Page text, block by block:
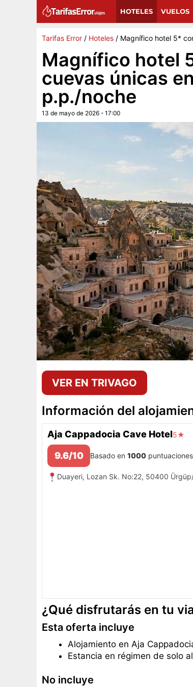
HOTELES VUELOS
Tarifas Error / Hoteles / Magnífico hotel 5*
Magnífico hotel
cuevas únicas
p.p./noche
13 de mayo de 2026 - 17:00
VER EN TRIVAGO
Información del
Aja Cappadocia Cave Hotel5★
9.6/10 Basado en 1000 puntuaciones
Duayeri, Lozan Sk. No:22, 50400
¿Qué disfrutarás en tu
Esta oferta incluye
Alojamiento en Aja
Estancia en régimen de solo
No incluye
G Añádenos como fuente preferida y